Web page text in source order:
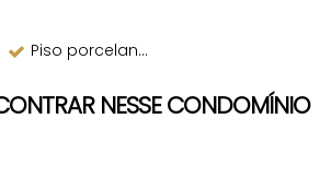
Piso porcelanato
NESSE CONDOMÍNIO